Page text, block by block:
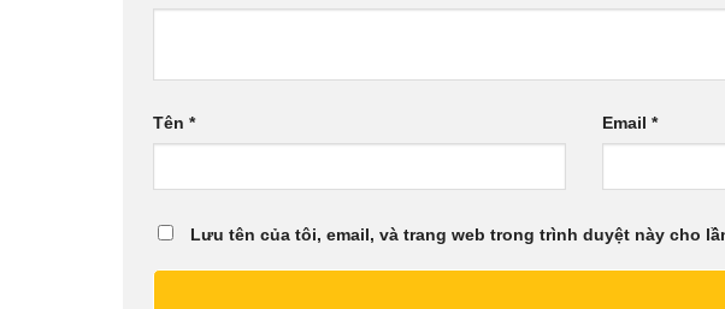
Tên * Email*
Lưu tên của tôi, email, và trang web trong trình duyệt này cho